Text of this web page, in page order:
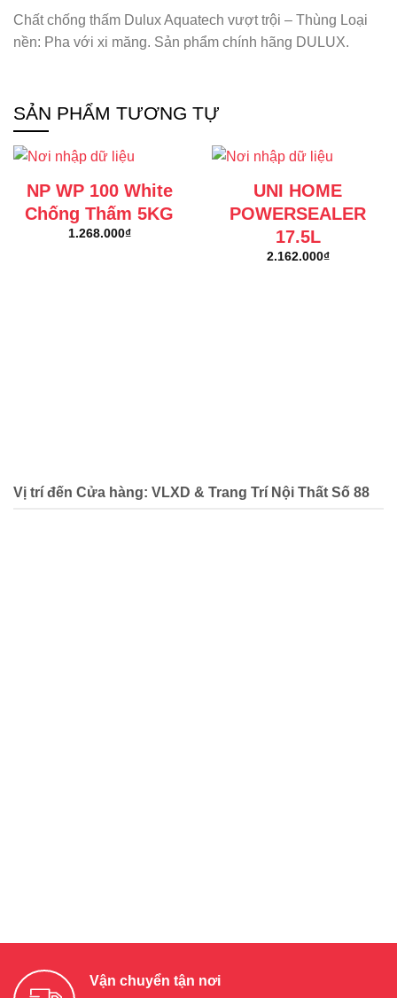
Chất chống thấm Dulux Aquatech vượt trội – Thùng Loại
nền: Pha với xi măng. Sản phẩm chính hãng DULUX.
SẢN PHẨM TƯƠNG TỰ
NP WP 100 White
Chống Thấm 5KG
1.268.000₫
UNI HOME
POWERSEALER
17.5L
2.162.000₫
Vị trí đến Cửa hàng: VLXD & Trang Trí Nội Thất Số 88
Vận chuyển tận nơi